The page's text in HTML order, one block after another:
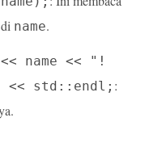
name.
name << "!
<< std::endl; :